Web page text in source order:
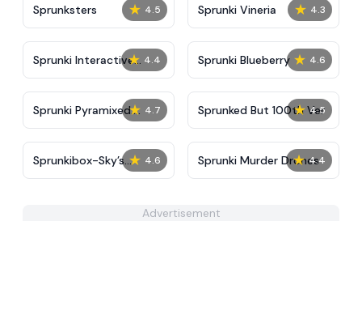
★ 4.5
Sprunksters ★ 4.3
Sprunki Vineria
★ 4.4
Sprunki Interactive
Tunner
★ 4.6
Sprunki Blueberry
★ 4.7
Sprunki Pyramixed:
Animated Happy Mod
★ 4.5
Sprunked But 100th Ver
★ 4.6
Sprunkibox-Sky’s
MASSACRE
★ 4.4
Sprunki Murder Drones
Advertisement